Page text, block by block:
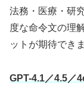
法務・医療・研
度な命令文の理
ットが期待できま
GPT-4.1／4.5／